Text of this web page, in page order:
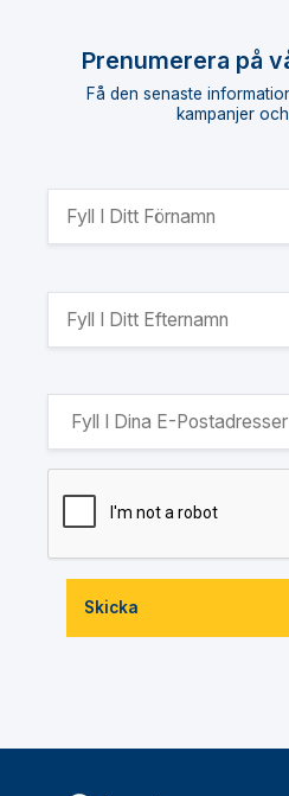
Prenumerera på
Få den senaste
kampanjer
Skicka